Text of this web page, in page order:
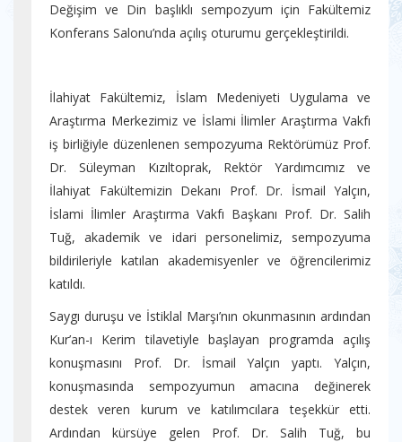
Değişim ve Din başlıklı sempozyum için Fakültemiz
Konferans Salonu’nda açılış oturumu gerçekleştirildi.
İlahiyat Fakültemiz, İslam Medeniyeti Uygulama ve
Araştırma Merkezimiz ve İslami İlimler Araştırma Vakfı
iş birliğiyle düzenlenen sempozyuma Rektörümüz Prof.
Dr. Süleyman Kızıltoprak, Rektör Yardımcımız ve
İlahiyat Fakültemizin Dekanı Prof. Dr. İsmail Yalçın,
İslami İlimler Araştırma Vakfı Başkanı Prof. Dr. Salih
Tuğ, akademik ve idari personelimiz, sempozyuma
bildirileriyle katılan akademisyenler ve öğrencilerimiz
katıldı.
Saygı duruşu ve İstiklal Marşı’nın okunmasının ardından
Kur’an-ı Kerim tilavetiyle başlayan programda açılış
konuşmasını Prof. Dr. İsmail Yalçın yaptı. Yalçın,
konuşmasında sempozyumun amacına değinerek
destek veren kurum ve katılımcılara teşekkür etti.
Ardından kürsüye gelen Prof. Dr. Salih Tuğ, bu